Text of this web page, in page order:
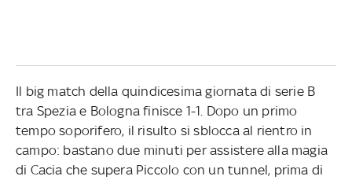
Il big match della quindicesima giornata di serie B
tra Spezia e Bologna finisce 1-1. Dopo un primo
tempo soporifero, il risulto si sblocca al rientro in
campo: bastano due minuti per assistere alla magia
di Cacia che supera Piccolo con un tunnel, prima di